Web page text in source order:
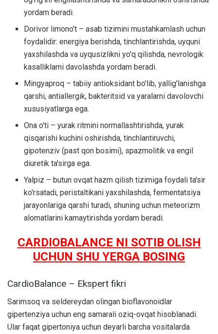
yordam beradi.
Dorivor limono't – asab tizimini mustahkamlash uchun
foydalidir: energiya berishda, tinchlantirishda, uyquni
yaxshilashda va uyqusizlikni yo'q qilishda, nevrologik
kasalliklarni davolashda yordam beradi.
Mingyaproq – tabiiy antioksidant bo'lib, yallig'lanishga
qarshi, antiallergik, bakteritsid va yaralarni davolovchi
xususiyatlarga ega.
Ona o'ti – yurak ritmini normallashtirishda, yurak
qisqarishi kuchini oshirishda, tinchlantiruvchi,
gipotenziv (past qon bosimi), spazmolitik va engil
diuretik ta'sirga ega.
Yalpiz – butun ovqat hazm qilish tizimiga foydali ta'sir
ko'rsatadi, peristaltikani yaxshilashda, fermentatsiya
jarayonlariga qarshi turadi, shuning uchun meteorizm
alomatlarini kamaytirishda yordam beradi.
CARDIOBALANCE NI SOTIB OLISH
UCHUN SHU YERGA BOSING
CardioBalance – Ekspert fikri
Sarimsoq va seldereydan olingan bioflavonoidlar
gipertenziya uchun eng samarali oziq-ovqat hisoblanadi.
Ular faqat gipertoniya uchun deyarli barcha vositalarda